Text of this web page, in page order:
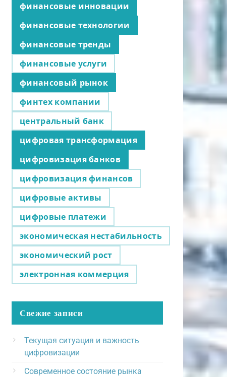
финансовые инновации
финансовые технологии
финансовые тренды
финансовые услуги
финансовый рынок
финтех компании
центральный банк
цифровая трансформация
цифровизация банков
цифровизация финансов
цифровые активы
цифровые платежи
экономическая нестабильность
экономический рост
электронная коммерция
Свежие записи
Текущая ситуация и важность
цифровизации
Современное состояние рынка